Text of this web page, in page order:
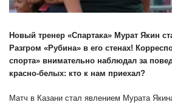
Новый тренер «Спартака» Мурат Якин
Разгром «Рубина» в его стенах!
спорта» внимательно наблюдал за
красно-белых: кто к нам приехал?
Матч в Казани стал явлением Мурата